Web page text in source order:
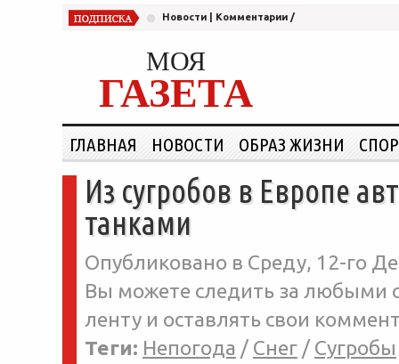
Новости Комментарии /
МОЯ
ГАЗЕТА
ГЛАВНАЯ НОВОСТИ ОБРАЗ ЖИЗНИ
Из сугробов в Европе
танками
Опубликовано в Среду, 12-го
Вы можете следить за любыми
ленту и оставлять свои
Теги: Непогода / Снег / Сугробы